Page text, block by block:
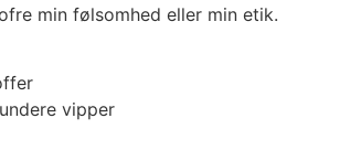
min følsomhed eller min etik.
vipper